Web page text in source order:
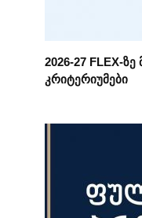
2026-27 FLEX-
კრიტერიუმები